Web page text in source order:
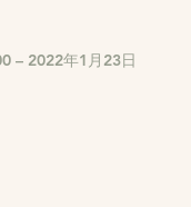
– 2022年1月23日